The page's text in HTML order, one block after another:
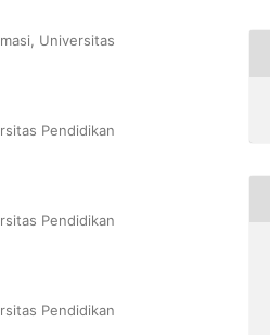
Universitas
Pendidikan
Pendidikan
Pendidikan